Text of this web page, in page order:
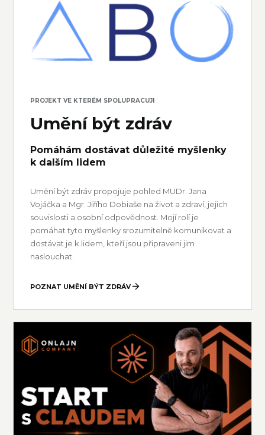
PROJEKT VE KTERÉM SPOLUPRACUJI
Umění být zdráv
Pomáhám dostávat důležité myšlenky
k dalším lidem
Umění být zdráv propojuje pohled MUDr. Jana
Vojáčka a Mgr. Jiřího Dobiaše na život a zdraví, jejich
souvislosti a osobní odpovědnost. Mojí rolí je
pomáhat tyto myšlenky srozumitelně komunikovat a
dostávat je k lidem, kteří jsou připraveni jim
naslouchat.
POZNAT UMĚNÍ BÝT ZDRÁV